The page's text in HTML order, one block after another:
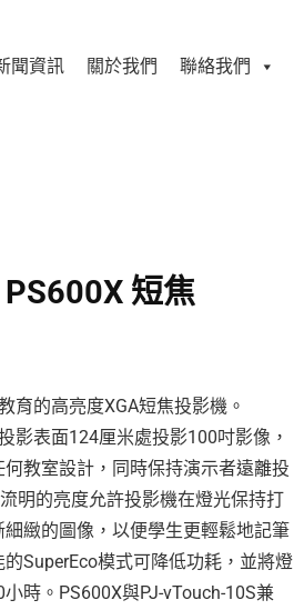
聞資訊 關於我們 聯絡我們
短焦
育的高亮度XGA短焦投影機。
影表面124厘米處投影100吋影像，
教室設計，同時保持演示者遠離投
明的亮度允許投影機在燈光保持打
緻的圖像，以便學生更輕鬆地記筆
SuperEco模式可降低功耗，並將燈
時。PS600X與PJ-vTouch-10S兼